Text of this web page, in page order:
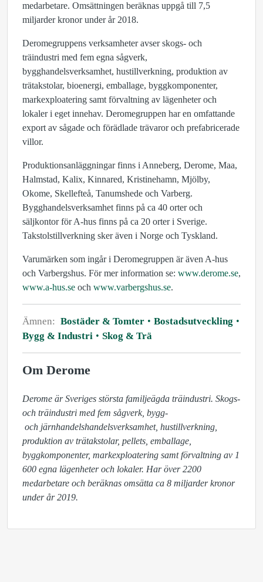
medarbetare. Omsättningen beräknas uppgå till 7,5
miljarder kronor under år 2018.
Deromegruppens verksamheter avser skogs- och
träindustri med fem egna sågverk,
bygghandelsverksamhet, hustillverkning, produktion av
trätakstolar, bioenergi, emballage, byggkomponenter,
markexploatering samt förvaltning av lägenheter och
lokaler i eget innehav. Deromegruppen har en omfattande
export av sågade och förädlade trävaror och prefabricerade
villor.
Produktionsanläggningar finns i Anneberg, Derome, Maa,
Halmstad, Kalix, Kinnared, Kristinehamn, Mjölby,
Okome, Skellefteå, Tanumshede och Varberg.
Bygghandelsverksamhet finns på ca 40 orter och
säljkontor för A-hus finns på ca 20 orter i Sverige.
Takstolstillverkning sker även i Norge och Tyskland.
Varumärken som ingår i Deromegruppen är även A-hus
och Varbergshus. För mer information se: www.derome.se,
www.a-hus.se och www.varbergshus.se.
Ämnen: Bostäder & Tomter
Bostadsutveckling
Bygg & Industri
Skog & Trä
Om Derome
Derome är Sveriges största familjeägda träindustri. Skogs-
och träindustri med fem sågverk, bygg-
produktion av trätakstolar, pellets, emballage,
byggkomponenter, markexploatering samt förvaltning av 1
600 egna lägenheter och lokaler. Har över 2200
medarbetare och beräknas omsätta ca 8 miljarder kronor
under år 2019.